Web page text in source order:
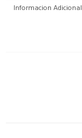
Informacion Adicional